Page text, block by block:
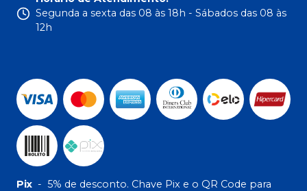
Segunda a sexta das 08 às 18h - Sábados das 08 às
12h
Pix - 5% de desconto. Chave Pix e o QR Code para